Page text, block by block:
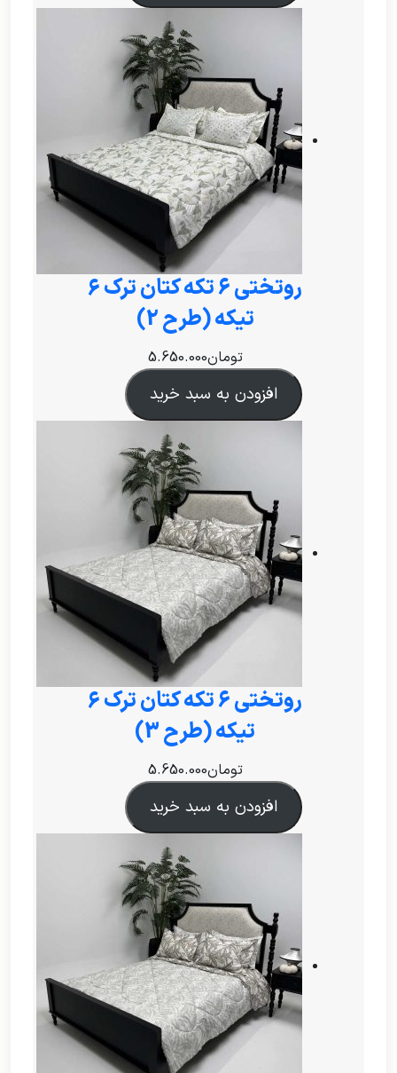
روتختی ۶ تکه کتان ترک 6
تیکه (طرح 2)
تومان5.650.000
افزودن به سبد خرید
روتختی ۶ تکه کتان ترک 6
تیکه (طرح 3)
تومان5.650.000
افزودن به سبد خرید